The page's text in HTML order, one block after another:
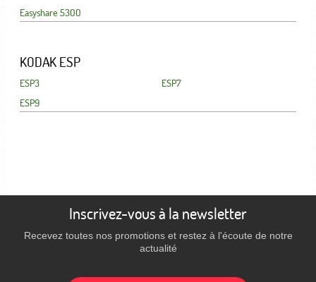
Easyshare 5300
KODAK ESP
ESP3
ESP7
ESP9
Inscrivez-vous à la newsletter
Recevez toutes nos promotions et restez à l'écoute de notre
actualité